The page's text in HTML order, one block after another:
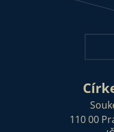
110 00